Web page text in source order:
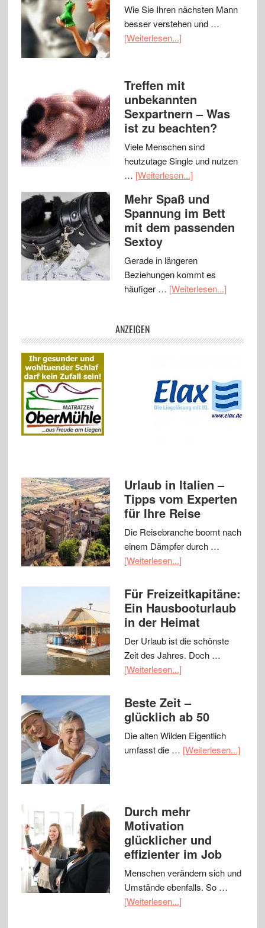
Wie Sie Ihren nächsten Mann
besser verstehen und …
[Weiterlesen...]
Treffen mit
unbekannten
Sexpartnern – Was
ist zu beachten?
Viele Menschen sind
heutzutage Single und nutzen
… [Weiterlesen...]
Mehr Spaß und
Spannung im Bett
mit dem passenden
Sextoy
Gerade in längeren
Beziehungen kommt es
häufiger … [Weiterlesen...]
ANZEIGEN
Urlaub in Italien –
Tipps vom Experten
für Ihre Reise
Die Reisebranche boomt nach
einem Dämpfer durch …
[Weiterlesen...]
Für Freizeitkapitäne:
Ein Hausbooturlaub
in der Heimat
Der Urlaub ist die schönste
Zeit des Jahres. Doch …
[Weiterlesen...]
Beste Zeit –
glücklich ab 50
Die alten Wilden Eigentlich
umfasst die … [Weiterlesen...]
Durch mehr
Motivation
glücklicher und
effizienter im Job
Menschen verändern sich und
Umstände ebenfalls. So …
[Weiterlesen...]